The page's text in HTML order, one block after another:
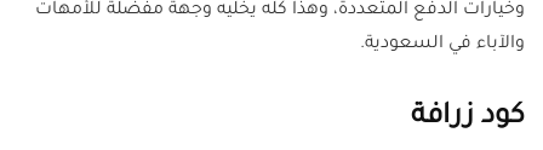
وخيارات الدفع المتعددة، وهذا كله يخليه وجهة مفضلة للأمهات
والآباء في السعودية.
كود زرافة